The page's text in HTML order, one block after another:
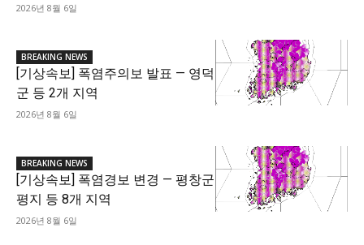
2026년 8월 6일
BREAKING NEWS
[기상속보] 폭염주의보 발표 — 영덕
군 등 2개 지역
2026년 8월 6일
BREAKING NEWS
[기상속보] 폭염경보 변경 — 평창군
평지 등 8개 지역
2026년 8월 6일